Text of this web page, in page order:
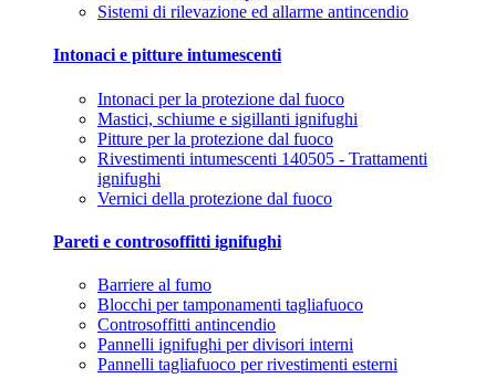
Sistemi di rilevazione ed allarme antincendio
Intonaci e pitture intumescenti
Intonaci per la protezione dal fuoco
Mastici, schiume e sigillanti ignifughi
Pitture per la protezione dal fuoco
Rivestimenti intumescenti 140505 - Trattamenti
ignifughi
Vernici della protezione dal fuoco
Pareti e controsoffitti ignifughi
Barriere al fumo
Blocchi per tamponamenti tagliafuoco
Controsoffitti antincendio
Pannelli ignifughi per divisori interni
Pannelli tagliafuoco per rivestimenti esterni